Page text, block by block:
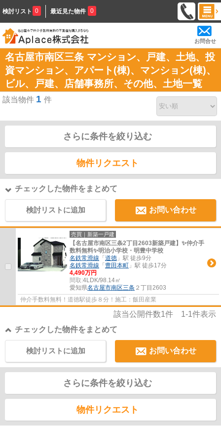
検討リスト 0 最近見た物件 0
お問合せ
名古屋市南区三条 マンション、戸建、土地、投
資マンション、アパート(棟)、マンション(棟)、
ビル、戸建、店舗事務所、その他、土地一覧
該当物件 1 件
さらに条件を絞り込む
物件リクエスト
チェックした物件をまとめて
検討リストに追加 お問い合わせ
売買｜新築一戸建
【名古屋市南区三条2丁目2603新築戸建】✨️仲介手
数料無料✨️明治小学校・明豊中学校
名鉄常滑線 「 道徳 」駅 徒歩9分
名鉄常滑線 「 豊田本町 」駅 徒歩17分
4,490万円
間取:4LDK/98.14㎡
愛知県名古屋市南区三条 ２丁目2603
仲介手数料無料！道徳駅徒歩８分！施工：飯田産業
該当公開件数1件 1-1件表示
チェックした物件をまとめて
お問い合わせ
検討リストに追加
さらに条件を絞り込む
物件リクエスト